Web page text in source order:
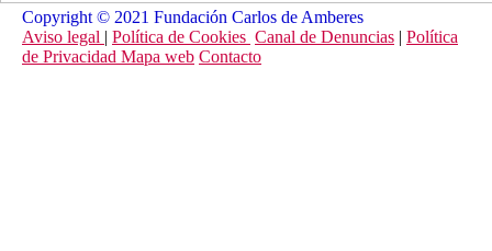
Copyright © 2021 Fundación Carlos de Amberes
Aviso legal | Política de Cookies Canal de Denuncias | Política
de Privacidad Mapa web Contacto